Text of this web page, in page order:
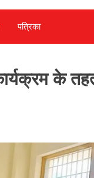
पत्रिका
के